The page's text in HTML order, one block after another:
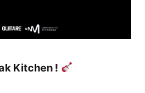
Kitchen !